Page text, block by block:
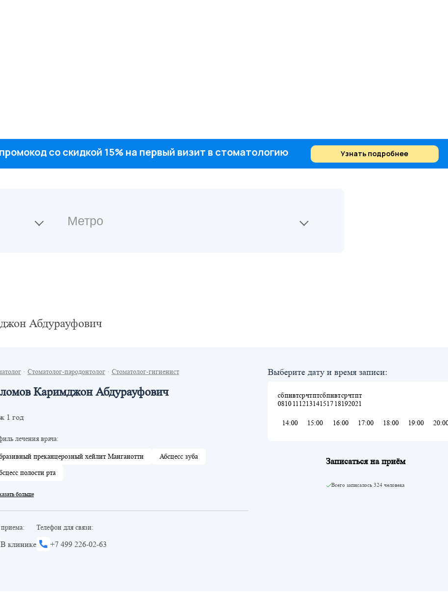
Абдурауфович
· Стоматолог-пародонтолог· Стоматолог-гигиенист
Каримджон Абдурауфович
1 год
лечения врача:
преканцерозный хейлит Манганотти Абсцесс зуба
полости рта
больше
В клинике
Телефон для связи:
+7 499 226-02-63
Выберите дату и время записи:
сб
08
пн
10
вт
11
ср
12
чт
13
пт
14
сб
15
пн
17
вт
18
ср
19
чт
20
пт
21
14:00 15:00 16:00 17:00 18:00 19:00
Записаться на приём
Всего записалось324 человека
со скидкой 15% на первый визит в стоматологию Узнать подробнее